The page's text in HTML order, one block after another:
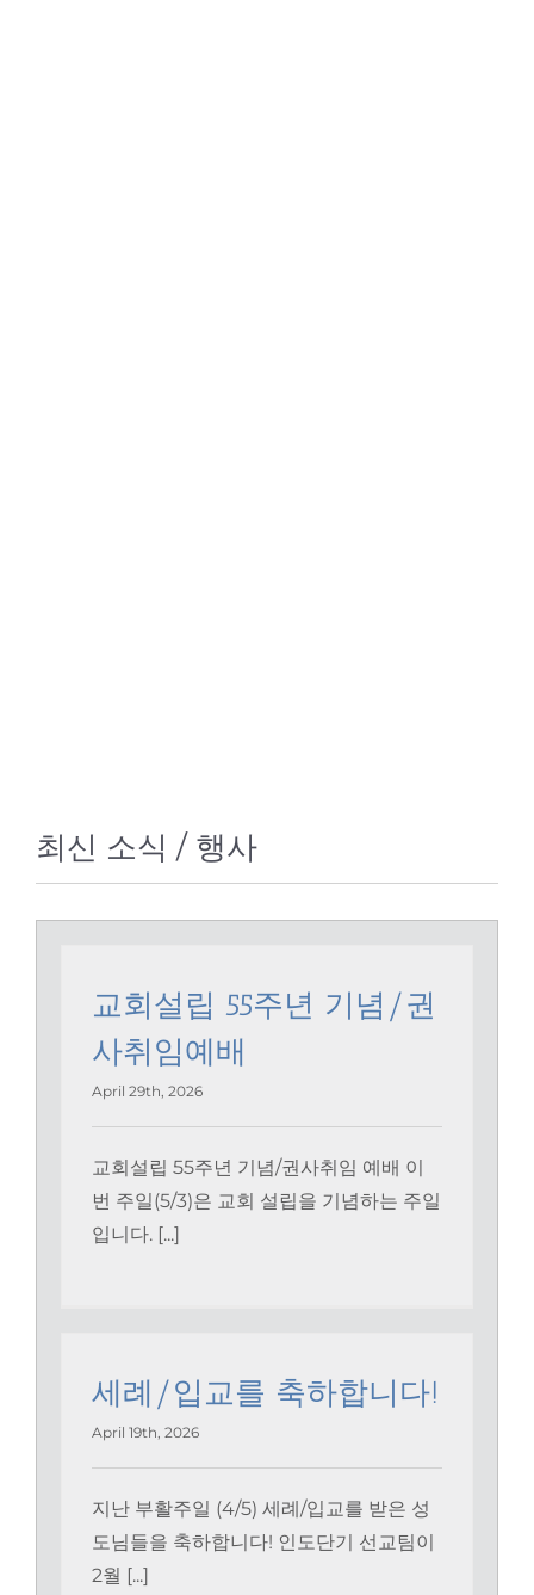
최신 소식 / 행사
교회설립 55주년 기념/권
사취임예배
April 29th, 2026
교회설립 55주년 기념/권사취임 예배 이
번 주일(5/3)은 교회 설립을 기념하는 주일
입니다. [...]
세례/입교를 축하합니다!
April 19th, 2026
지난 부활주일 (4/5) 세례/입교를 받은 성
도님들을 축하합니다! 인도단기 선교팀이
2월 [...]